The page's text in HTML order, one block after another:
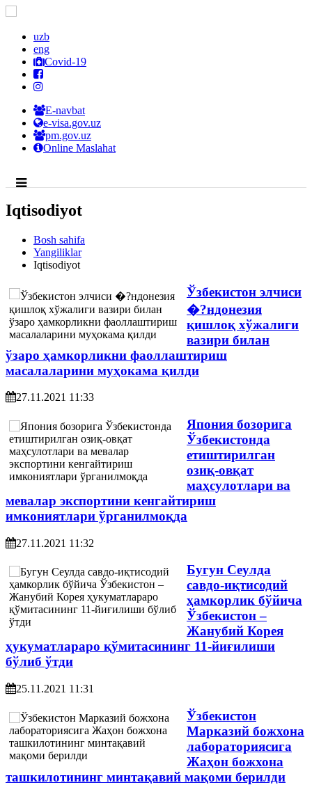
uzb
eng
Covid-19
E-navbat
e-visa.gov.uz
pm.gov.uz
Online Maslahat
Iqtisodiyot
Bosh sahifa
Yangiliklar
Iqtisodiyot
Ўзбекистон элчиси
�?ндонезия
қишлоқ хўжалиги
вазири билан
ўзаро ҳамкорликни фаоллаштириш
масалаларини муҳокама қилди
27.11.2021 11:33
Япония бозорига
Ўзбекистонда
етиштирилган
озиқ-овқат
маҳсулотлари ва
мевалар экспортини кенгайтириш
имкониятлари ўрганилмоқда
27.11.2021 11:32
Бугун Сеулда
савдо-иқтисодий
ҳамкорлик бўйича
Ўзбекистон –
Жанубий Корея
ҳукуматлараро қўмитасининг 11-йиғилиши
бўлиб ўтди
25.11.2021 11:31
Ўзбекистон
Марказий божхона
лабораториясига
Жаҳон божхона
ташкилотининг минтақавий мақоми берилди